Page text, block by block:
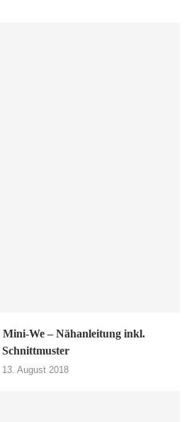
Mini-We – Nähanleitung inkl.
Schnittmuster
13. August 2018